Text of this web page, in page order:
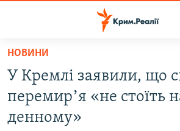
Перейти
основного
матеріалу
Перейти
до
ВОДА.КРИМ
ВІДЕО ТА ФОТО
НОВИНИ
У Кремлі заявили, що
перемирʼя «не стоїть
денному»